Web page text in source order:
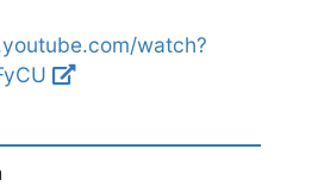
watch?